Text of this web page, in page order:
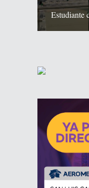
Estudiante